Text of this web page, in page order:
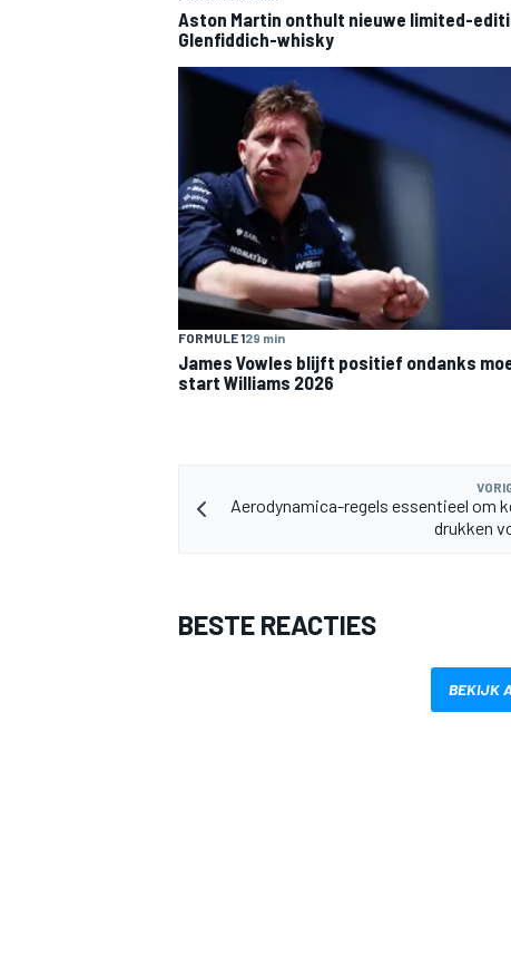
MEER RACEKLASSEN
Aston Martin onthult nieuwe limited-
Glenfiddich-whisky
FORMULE 129 min
James Vowles blijft positief ondanks
start Williams 2026
Aerodynamica-regels essentieel om
drukken
BESTE REACTIES
BEKIJK